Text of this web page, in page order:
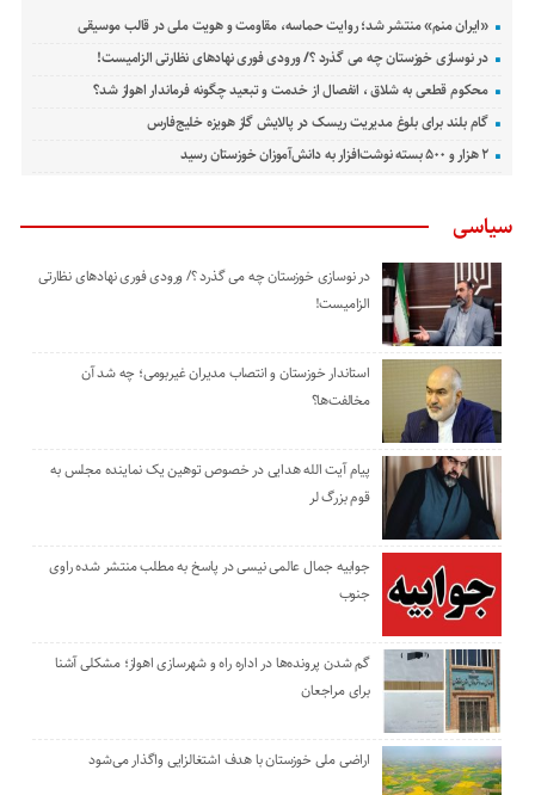
«ایران منم» منتشر شد؛ روایت حماسه، مقاومت و هویت ملی در قالب موسیقی
در نوسازی خوزستان چه می گذرد ؟/ ورودی فوری نهادهای نظارتی الزامیست!
محکوم قطعی به شلاق ، انفصال از خدمت و تبعید چگونه فرماندار اهواز شد؟
گام بلند برای بلوغ مدیریت ریسک در پالایش گاز هویزه خلیج‌فارس
۲ هزار و ۵۰۰ بسته نوشت‌افزار به دانش‌آموزان خوزستان رسید
سیاسی
در نوسازی خوزستان چه می گذرد ؟/ ورودی فوری نهادهای نظارتی
الزامیست!
استاندار خوزستان و انتصاب مدیران غیربومی؛ چه شد آن
مخالفت‌ها؟
پیام آیت الله هدایی در خصوص توهین یک نماینده مجلس به
قوم بزرگ لر
جوابیه جمال عالمی نیسی در پاسخ به مطلب منتشر شده راوی
جنوب
گم شدن پرونده‌ها در اداره راه و شهرسازی اهواز؛ مشکلی آشنا
برای مراجعان
اراضی ملی خوزستان با هدف اشتغالزایی واگذار می‌شود